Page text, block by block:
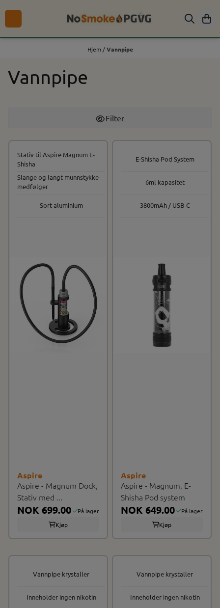
Hopp til innhold
Hjem /Vannpipe
Vannpipe
Filter
Aspire
Aspire - Magnum Dock,
Stativ med ...
NOK 699.00
På lager
Kjøp
Stativ til Aspire Magnum E-
Shisha
Slange og langt munnstykke
medfølger
Sort aluminium
Aspire
Aspire - Magnum, E-
Shisha Pod system
NOK 649.00
På lager
Kjøp
E-Shisha Pod System
6ml kapasitet
3800mAh / USB-C
Vannpipe krystaller
Inneholder ingen nikotin
Vannpipe krystaller
Inneholder ingen nikotin